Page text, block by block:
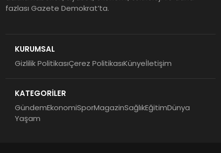
fazlası Gazete Demokrat’ta.
KURUMSAL
Gizlilik PolitikasıÇerez PolitikasıKünyeİletişim
KATEGORİLER
GündemEkonomiSporMagazinSağlıkEğitimDünya
Yaşam